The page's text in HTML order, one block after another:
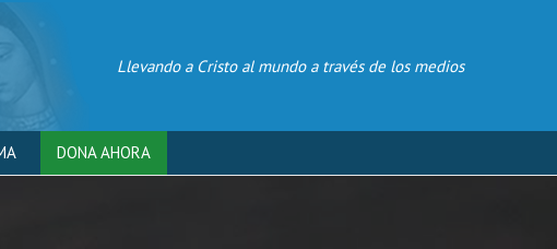
Llevando a Cristo al mundo a través de los medios
DONA AHORA